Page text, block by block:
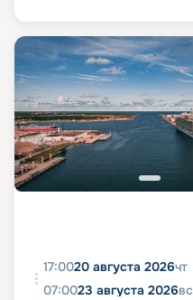
17:0020 августа 2026чт
07:0023 августа 2026вс